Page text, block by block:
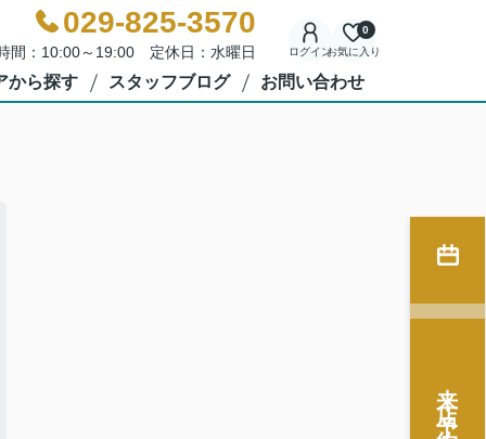
029-825-3570
間：10:00～19:00 定休日：水曜日 ログインお気に入り
0
から探す スタッフブログ お問い合わせ
来店予約